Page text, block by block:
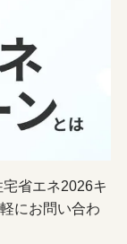
省エネ2026キ
にお問い合わ